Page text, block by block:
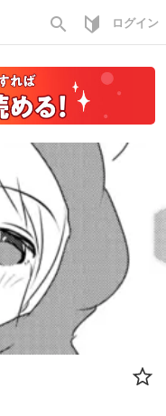
search ログイン